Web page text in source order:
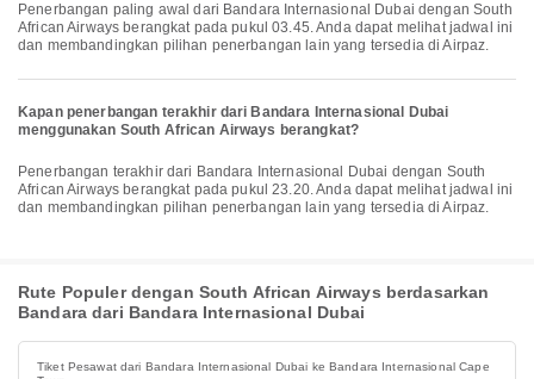
Penerbangan paling awal dari Bandara Internasional Dubai dengan South
African Airways berangkat pada pukul 03.45. Anda dapat melihat jadwal ini
dan membandingkan pilihan penerbangan lain yang tersedia di Airpaz.
Kapan penerbangan terakhir dari Bandara Internasional Dubai
menggunakan South African Airways berangkat?
Penerbangan terakhir dari Bandara Internasional Dubai dengan South
African Airways berangkat pada pukul 23.20. Anda dapat melihat jadwal ini
dan membandingkan pilihan penerbangan lain yang tersedia di Airpaz.
Rute Populer dengan South African Airways berdasarkan
Bandara dari Bandara Internasional Dubai
Tiket Pesawat dari Bandara Internasional Dubai ke Bandara Internasional Cape